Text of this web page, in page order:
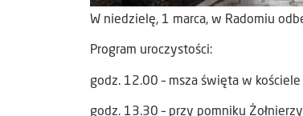
W niedzielę, 1 marca, w Radomiu
Program uroczystości:
godz. 12.00 – msza święta w
godz. 13.30 – przy pomniku